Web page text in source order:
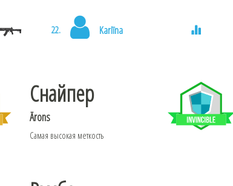
22. Karlīna
Снайпер
Ārons
Самая высокая меткость